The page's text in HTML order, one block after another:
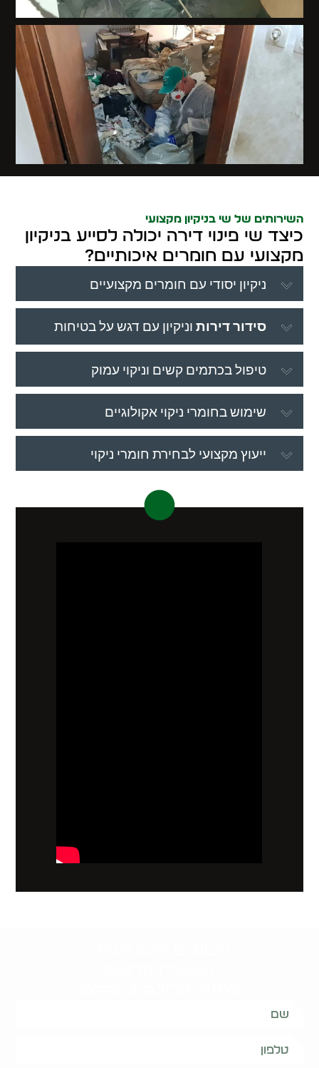
השירותים של שי בניקיון מקצועי
כיצד שי פינוי דירה יכולה לסייע בניקיון
מקצועי עם חומרים איכותיים?
ניקיון יסודי עם חומרים מקצועיים
סידור דירות וניקיון עם דגש על בטיחות
טיפול בכתמים קשים וניקוי עמוק
שימוש בחומרי ניקוי אקולוגיים
ייעוץ מקצועי לבחירת חומרי ניקוי